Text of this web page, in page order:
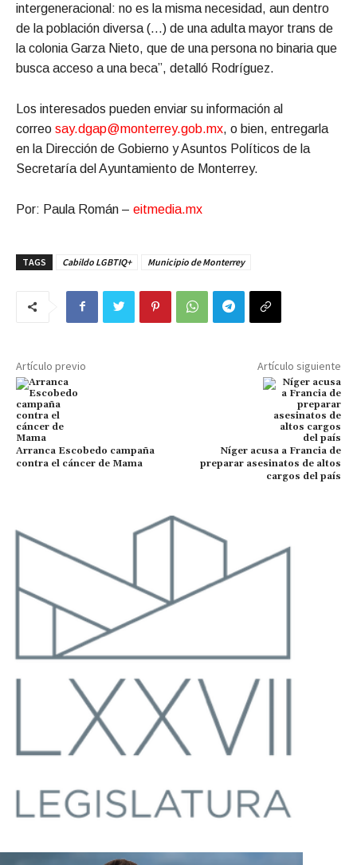
intergeneracional: no es la misma necesidad, aun dentro
de la población diversa (…) de una adulta mayor trans de
la colonia Garza Nieto, que de una persona no binaria que
busca acceso a una beca”, detalló Rodríguez.
Los interesados pueden enviar su información al
correo say.dgap@monterrey.gob.mx, o bien, entregarla
en la Dirección de Gobierno y Asuntos Políticos de la
Secretaría del Ayuntamiento de Monterrey.
Por: Paula Román – eitmedia.mx
TAGS Cabildo LGBTIQ+ Municipio de Monterrey
Artículo previo
Arranca Escobedo campaña
contra el cáncer de Mama
Artículo siguiente
Níger acusa a Francia de
preparar asesinatos de altos
cargos del país